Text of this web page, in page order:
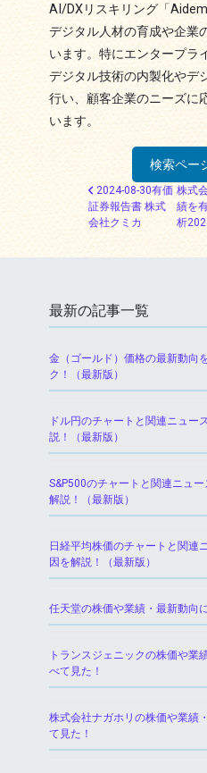
AI/DXリスキリング「
デジタル人材の育成や企業
います。特にエンタープラ
デジタル技術の内製化やデ
行い、顧客企業のニーズに
います。
検索ペー
投稿ナビゲー
2024-08-30有価
証券報告書 株式
会社クミカ
株式
績を
析
最新の記事一覧
金（ゴールド）価格の最新動向
ク！（最新版）
ドル円のチャートと関連ニュー
説！（最新版）
S&P500のチャートと関連ニュ
解説！（最新版）
日経平均株価のチャートと関連
因を解説！（最新版）
任天堂の株価や業績・最新動向
トランスジェニックの株価や業
べて見た！
株式会社ナガホリの株価や業績
て見た！